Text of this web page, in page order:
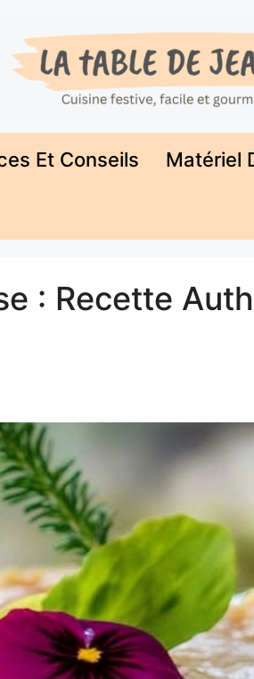
Et Conseils Matériel
: Recette